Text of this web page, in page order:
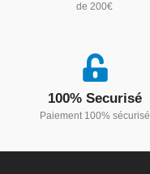
de 200€
100% Securisé
Paiement 100% sécurisé